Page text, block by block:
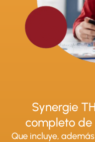
Synergie
completo de
Que incluye,